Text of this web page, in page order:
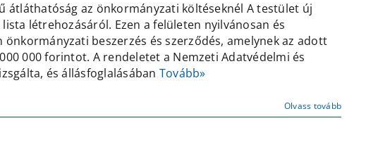
–
2026.
május
18.
átláthatóság az önkormányzati költéseknél A testület új
létrehozásáról. Ezen a felületen nyilvánosan és
beszerzés és szerződés, amelynek az adott
000 forintot. A rendeletet a Nemzeti Adatvédelmi és
és állásfoglalásában Tovább»
Olvass tovább